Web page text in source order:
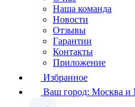
Наша команда
Новости
Отзывы
Гарантии
Контакты
Приложение
Избранное
Ваш город: Москва и